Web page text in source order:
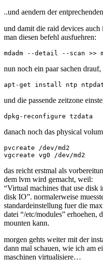
..und aendern der
und damit die raid devices
man diesen befehl ausfuehren:
nun noch ein paar sachen
und die passende zeitzone
danach noch das physical
pvcreate /dev/md2
das reicht erstmal als
dem lvm wird gemacht, weil:
“Virtual machines that use disk
disk IO”. normalerweise
standardeinstellung fuer die
datei “/etc/modules” erhoehen,
mounten kann.
morgen gehts weiter mit der
dann mal schauen, wie ich am
maschinen virtualisiere…